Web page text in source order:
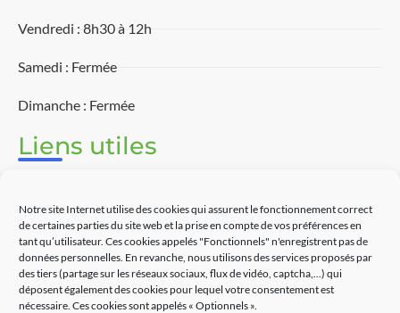
Notre site Internet utilise des cookies qui assurent le fonctionnement correct
de certaines parties du site web et la prise en compte de vos préférences en
tant qu’utilisateur. Ces cookies appelés "Fonctionnels" n'enregistrent pas de
données personnelles. En revanche, nous utilisons des services proposés par
des tiers (partage sur les réseaux sociaux, flux de vidéo, captcha,...) qui
déposent également des cookies pour lequel votre consentement est
nécessaire. Ces cookies sont appelés « Optionnels ».
Vendredi : 8h30 à 12h
Samedi : Fermée
Dimanche : Fermée
Liens utiles
Découvrir Touët-sur-Var
Commerces
Contact